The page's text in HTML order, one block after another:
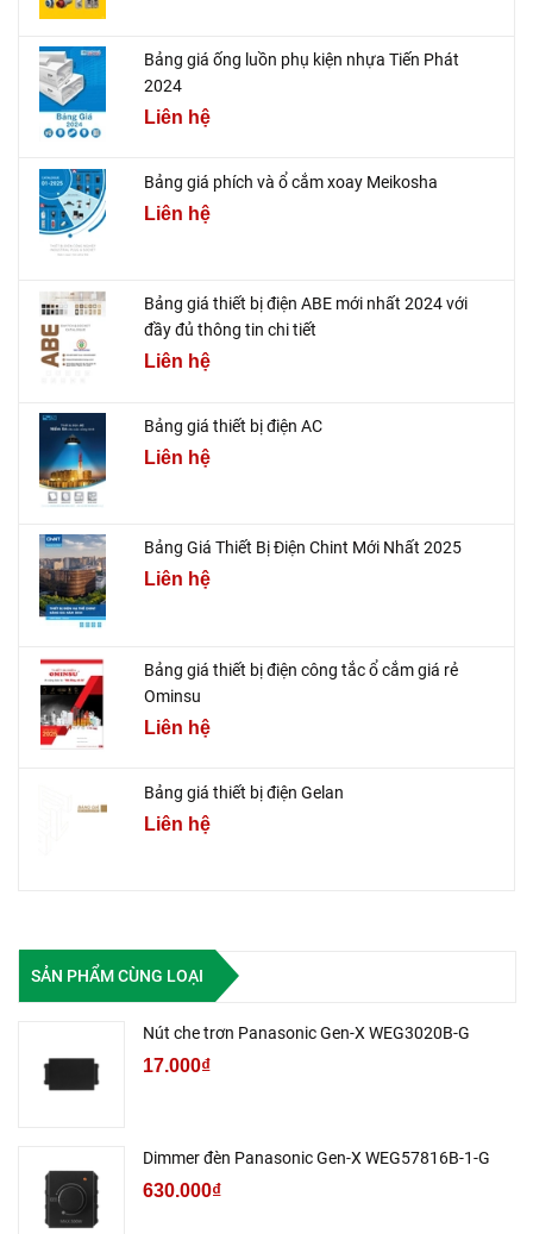
Bảng giá ống luồn phụ kiện nhựa Tiến Phát
2024
Liên hệ
Bảng giá phích và ổ cắm xoay Meikosha
Liên hệ
Bảng giá thiết bị điện ABE mới nhất 2024 với
đầy đủ thông tin chi tiết
Liên hệ
Bảng giá thiết bị điện AC
Liên hệ
Bảng Giá Thiết Bị Điện Chint Mới Nhất 2025
Liên hệ
Bảng giá thiết bị điện công tắc ổ cắm giá rẻ
Ominsu
Liên hệ
Bảng giá thiết bị điện Gelan
Liên hệ
SẢN PHẨM CÙNG LOẠI
Nút che trơn Panasonic Gen-X WEG3020B-G
17.000₫
Dimmer đèn Panasonic Gen-X WEG57816B-1-G
630.000₫